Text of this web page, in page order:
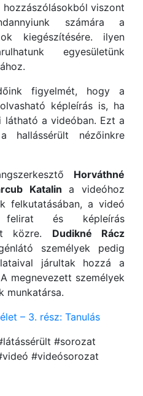
hozzászólásokból viszont
számára a
kiegészítésére. ilyen
egyesületünk
figyelmét, hogy a
képleírás is, ha
látható a videóban. Ezt a
nézőinkre
Horváthné
Katalin a videóhoz
felkutatásában, a videó
felirat és képleírás
közre. Dudikné Rácz
személyek pedig
járultak hozzá a
megnevezett személyek
munkatársa.
– 3. rész: Tanulás
#sorozat
#videósorozat